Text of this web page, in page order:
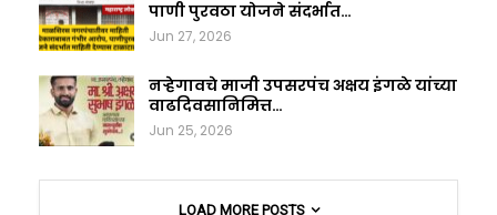
पाणी पुरवठा योजने संदर्भात…
Jun 27, 2026
नऱ्हेगावचे माजी उपसरपंच अक्षय इंगळे यांच्या
वाढदिवसानिमित्त…
Jun 25, 2026
LOAD MORE POSTS